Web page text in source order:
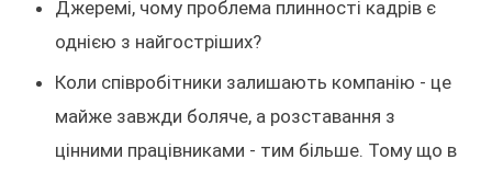
Джеремі, чому проблема плинності кадрів є
однією з найгостріших?
Коли співробітники залишають компанію - це
майже завжди боляче, а розставання з
цінними працівниками - тим більше. Тому що в